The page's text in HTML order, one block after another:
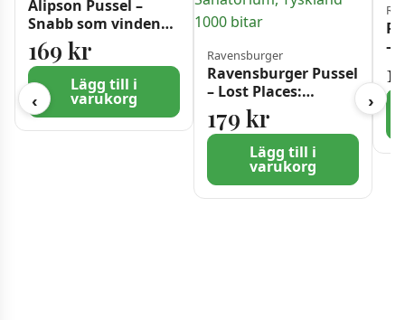
‹
Alipson Pussel –
Snabb som vinden
1000 bitar
169 kr
Lägg till i
varukorg
Ravensburger
Ravensburger Pussel
– Lost Places:
Kvinnopaviljongen
Beelitz Sanatorium,
Tyskland 1000 bitar
179 kr
Lägg till i
varukorg
–
›